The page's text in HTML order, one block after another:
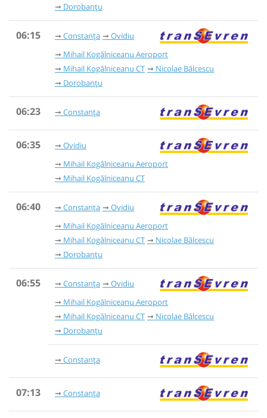
Dorobanțu
06:15 Constanța
Ovidiu
Mihail Kogălniceanu Aeroport
Mihail Kogălniceanu CT
Nicolae Bălcescu
Dorobanțu
06:23 Constanța
06:35
Ovidiu
Mihail Kogălniceanu Aeroport
Mihail Kogălniceanu CT
06:40 Constanța
Ovidiu
Mihail Kogălniceanu Aeroport
Mihail Kogălniceanu CT
Nicolae Bălcescu
Dorobanțu
06:55 Constanța
Ovidiu
Mihail Kogălniceanu Aeroport
Mihail Kogălniceanu CT
Nicolae Bălcescu
Dorobanțu
Constanța
07:13 Constanța